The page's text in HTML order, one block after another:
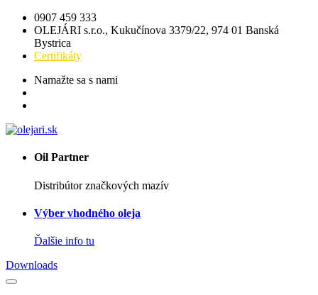
0907 459 333
OLEJÁRI s.r.o., Kukučínova 3379/22, 974 01 Banská
Bystrica
Certifikáty
Namažte sa s nami
Oil Partner
Distribútor značkových mazív
Výber vhodného oleja
Ďalšie info tu
Downloads